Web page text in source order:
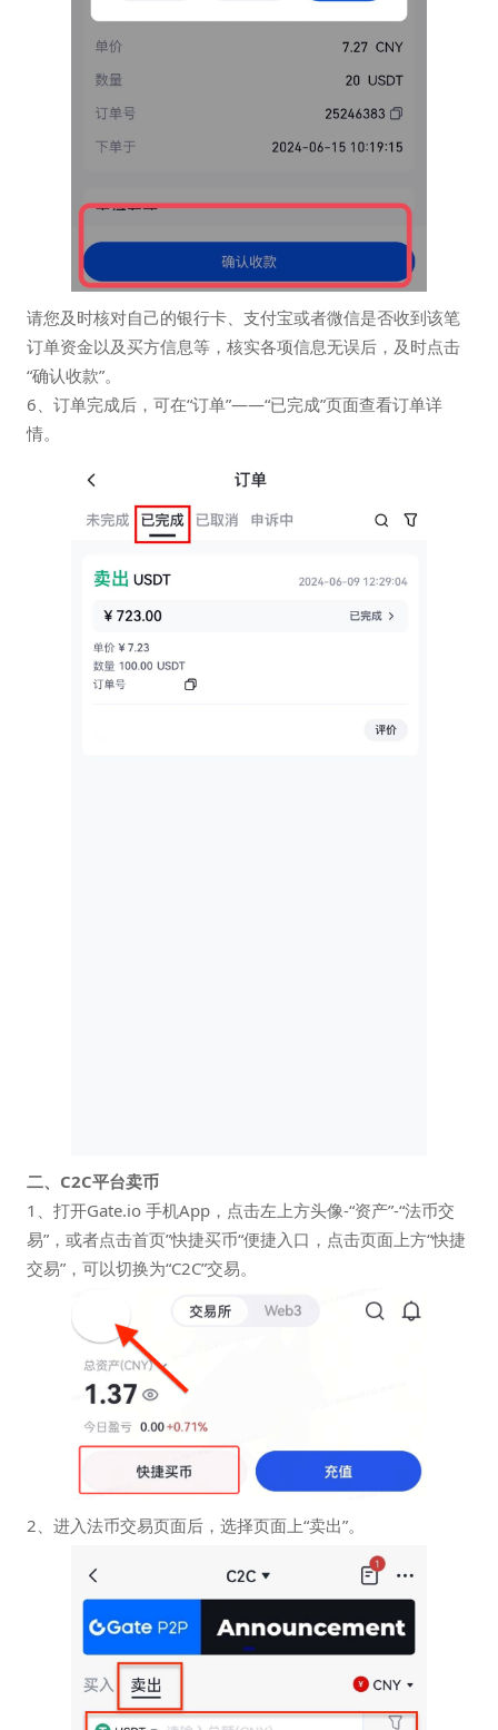
请您及时核对自己的银行卡、支付宝或者微信是否收到该笔
订单资金以及买方信息等，核实各项信息无误后，及时点击
“确认收款”。
6、订单完成后，可在“订单”——“已完成”页面查看订单详
情。
二、C2C平台卖币
1、打开Gate.io 手机App，点击左上方头像-“资产”-“法币交
易”，或者点击首页”快捷买币“便捷入口，点击页面上方“快捷
交易”，可以切换为“C2C”交易。
2、进入法币交易页面后，选择页面上“卖出”。